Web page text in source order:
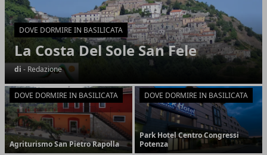
DOVE DORMIRE IN BASILICATA
La Costa Del Sole San Fele
di - Redazione
DOVE DORMIRE IN BASILICATA
Agriturismo San Pietro Rapolla
DOVE DORMIRE IN BASILICATA
Park Hotel Centro Congressi
Potenza